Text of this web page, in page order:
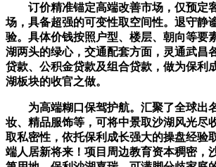
订价精准锚定高端改善市场，仅预定
场，具备超强的可变性取空间性。退守静
验。具体价钱按照户型、楼层、朝向等要
湖两头的绿心，交通配套方面，灵通武昌
贷款、公积金贷款及组合贷款，做为保利
湖板块的收官之做。
为高端糊口保驾护航。汇聚了全球出
妆、精品服饰等，可将中景取沙湖风光尽
取私密性，依托保利成长强大的操盘经验
端人居新将来！项目周边教育资本稠密，